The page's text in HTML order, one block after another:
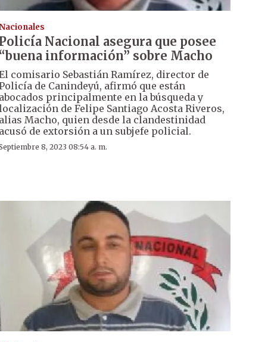
Policía Nacional asegura que posee
“buena información” sobre Macho
comisario Sebastián Ramírez, director de
de Canindeyú, afirmó que están
abocados principalmente en la búsqueda y
de Felipe Santiago Acosta Riveros,
alias Macho, quien desde la clandestinidad
acusó de extorsión a un subjefe policial.
8, 2023 08:54 a. m.